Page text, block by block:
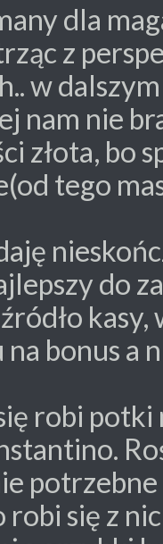
dla
z
w
nam nie
złota, bo
tego
do
bonus a
robi potki
się z